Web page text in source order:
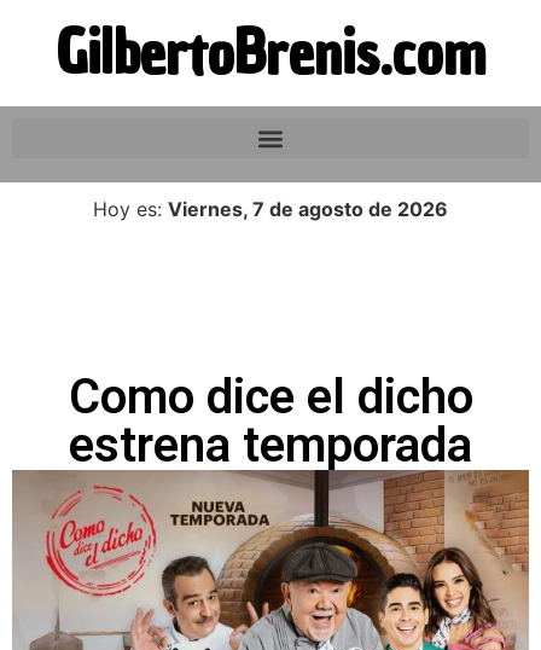
GilbertoBrenis.com
Hoy es: Viernes, 7 de agosto de 2026
Como dice el dicho
estrena temporada